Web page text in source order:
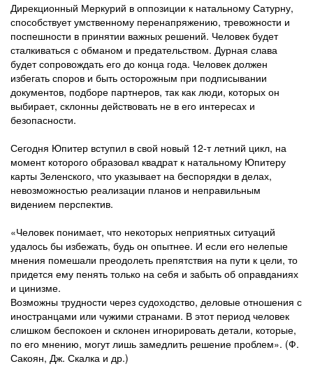
Дирекционный Меркурий в оппозиции к натальному Сатурну,
способствует умственному перенапряжению, тревожности и
поспешности в принятии важных решений. Человек будет
сталкиваться с обманом и предательством. Дурная слава
будет сопровождать его до конца года. Человек должен
избегать споров и быть осторожным при подписывании
документов, подборе партнеров, так как люди, которых он
выбирает, склонны действовать не в его интересах и
безопасности.
Сегодня Юпитер вступил в свой новый 12-т летний цикл, на
момент которого образовал квадрат к натальному Юпитеру
карты Зеленского, что указывает на беспорядки в делах,
невозможностью реализации планов и неправильным
видением перспектив.
«Человек понимает, что некоторых неприятных ситуаций
удалось бы избежать, будь он опытнее. И если его нелепые
мнения помешали преодолеть препятствия на пути к цели, то
придется ему пенять только на себя и забыть об оправданиях
и цинизме.
Возможны трудности через судоходство, деловые отношения с
иностранцами или чужими странами. В этот период человек
слишком беспокоен и склонен игнорировать детали, которые,
по его мнению, могут лишь замедлить решение проблем». (Ф.
Сакоян, Дж. Скалка и др.)